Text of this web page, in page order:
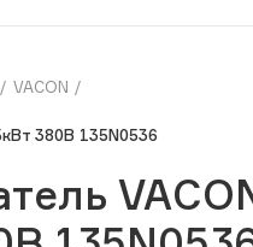
VACON
380В 135N0536